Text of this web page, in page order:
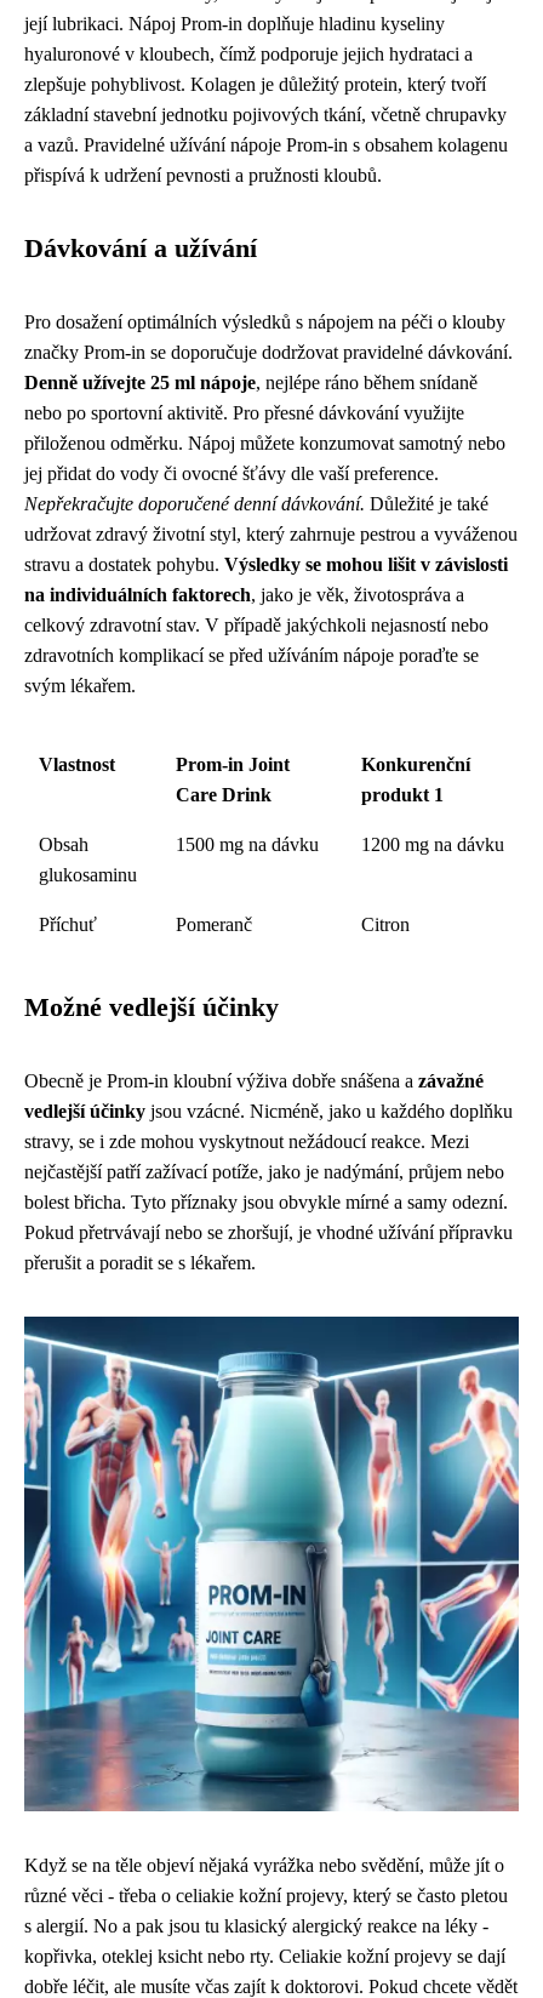
její lubrikaci. Nápoj Prom-in doplňuje hladinu kyseliny
hyaluronové v kloubech, čímž podporuje jejich hydrataci a
zlepšuje pohyblivost. Kolagen je důležitý protein, který tvoří
základní stavební jednotku pojivových tkání, včetně chrupavky
a vazů. Pravidelné užívání nápoje Prom-in s obsahem kolagenu
přispívá k udržení pevnosti a pružnosti kloubů.
Dávkování a užívání
Pro dosažení optimálních výsledků s nápojem na péči o klouby
značky Prom-in se doporučuje dodržovat pravidelné dávkování.
Denně užívejte 25 ml nápoje, nejlépe ráno během snídaně
nebo po sportovní aktivitě. Pro přesné dávkování využijte
přiloženou odměrku. Nápoj můžete konzumovat samotný nebo
jej přidat do vody či ovocné šťávy dle vaší preference.
Nepřekračujte doporučené denní dávkování. Důležité je také
udržovat zdravý životní styl, který zahrnuje pestrou a vyváženou
stravu a dostatek pohybu. Výsledky se mohou lišit v závislosti
na individuálních faktorech, jako je věk, životospráva a
celkový zdravotní stav. V případě jakýchkoli nejasností nebo
zdravotních komplikací se před užíváním nápoje poraďte se
svým lékařem.
Vlastnost
Prom-in Joint
Care Drink
Konkurenční
produkt 1
Obsah
glukosaminu
1500 mg na dávku 1200 mg na dávku
Příchuť Pomeranč Citron
Možné vedlejší účinky
Obecně je Prom-in kloubní výživa dobře snášena a závažné
vedlejší účinky jsou vzácné. Nicméně, jako u každého doplňku
stravy, se i zde mohou vyskytnout nežádoucí reakce. Mezi
nejčastější patří zažívací potíže, jako je nadýmání, průjem nebo
bolest břicha. Tyto příznaky jsou obvykle mírné a samy odezní.
Pokud přetrvávají nebo se zhoršují, je vhodné užívání přípravku
přerušit a poradit se s lékařem.
Když se na těle objeví nějaká vyrážka nebo svědění, může jít o
různé věci - třeba o celiakie kožní projevy, který se často pletou
s alergií. No a pak jsou tu klasický alergický reakce na léky -
kopřivka, oteklej ksicht nebo rty. Celiakie kožní projevy se dají
dobře léčit, ale musíte včas zajít k doktorovi. Pokud chcete vědět